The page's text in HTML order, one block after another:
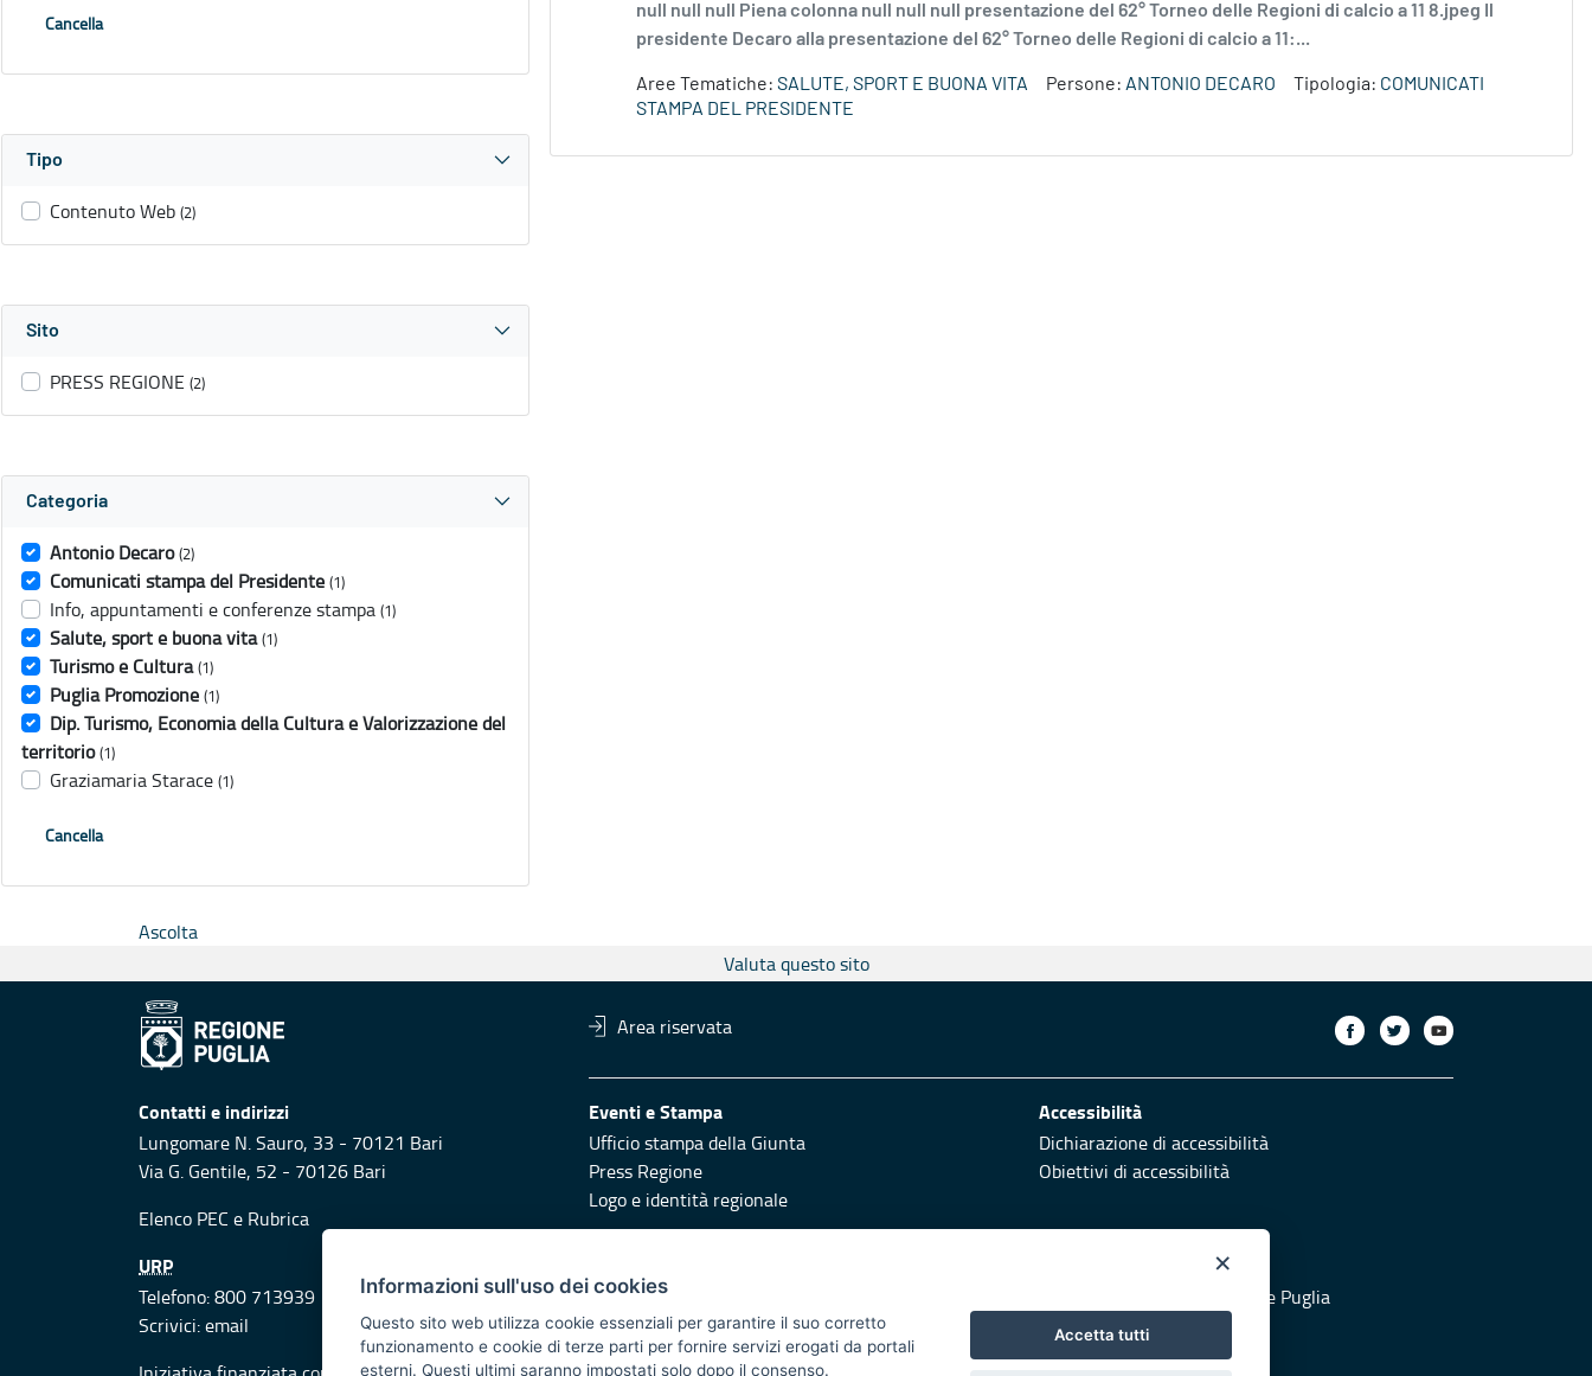
Cancella
Tipo
Contenuto Web (2)
Sito
PRESS REGIONE (2)
Categoria
Antonio Decaro (2)
Comunicati stampa del Presidente (1)
Info, appuntamenti e conferenze stampa (1)
Salute, sport e buona vita (1)
Turismo e Cultura (1)
Puglia Promozione (1)
Dip. Turismo, Economia della Cultura e Valorizzazione del
territorio (1)
Graziamaria Starace (1)
Cancella
null null null Piena colonna null null null presentazione del 62° Torneo delle Regioni di calcio a 11 8.jpeg Il
presidente Decaro alla presentazione del 62° Torneo delle Regioni di calcio a 11:...
Aree Tematiche: SALUTE, SPORT E BUONA VITA Persone: ANTONIO DECARO Tipologia: COMUNICATI
STAMPA DEL PRESIDENTE
Ascolta
Valuta questo sito
Area riservata
Contatti e indirizzi
Lungomare N. Sauro, 33 - 70121 Bari
Via G. Gentile, 52 - 70126 Bari
Elenco PEC e Rubrica
Eventi e Stampa
Ufficio stampa della Giunta
Press Regione
Logo e identità regionale
Accessibilità
Dichiarazione di accessibilità
Obiettivi di accessibilità
URP
Telefono: 800 713939
Scrivici:email
Responsabili di pubblicazione Vai al sito di Protezione Civile Puglia
×
Informazioni sull'uso dei cookies
Questo sito web utilizza cookie essenziali per garantire il suo corretto
funzionamento e cookie di terze parti per fornire servizi erogati da portali
esterni. Questi ultimi saranno impostati solo dopo il consenso.
Accetta tutti